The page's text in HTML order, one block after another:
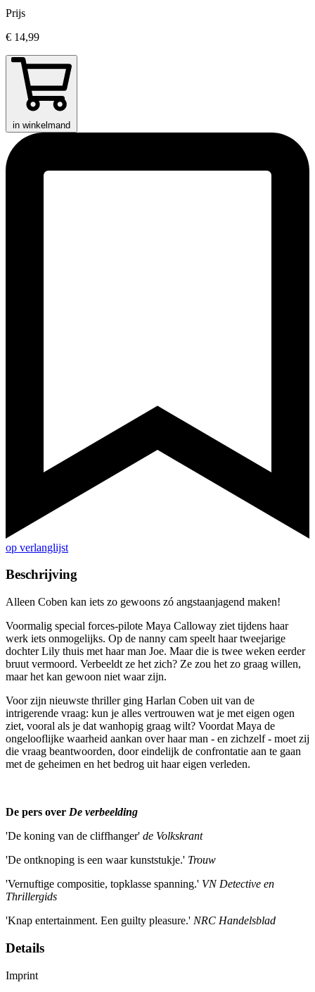
Prijs
€ 14,99
in winkelmand
op verlanglijst
Beschrijving
Alleen Coben kan iets zo gewoons zó angstaanjagend maken!
Voormalig special forces-pilote Maya Calloway ziet tijdens haar
werk iets onmogelijks. Op de nanny cam speelt haar tweejarige
dochter Lily thuis met haar man Joe. Maar die is twee weken eerder
bruut vermoord. Verbeeldt ze het zich? Ze zou het zo graag willen,
maar het kan gewoon niet waar zijn.
Voor zijn nieuwste thriller ging Harlan Coben uit van de
intrigerende vraag: kun je alles vertrouwen wat je met eigen ogen
ziet, vooral als je dat wanhopig graag wilt? Voordat Maya de
ongelooflijke waarheid aankan over haar man - en zichzelf - moet zij
die vraag beantwoorden, door eindelijk de confrontatie aan te gaan
met de geheimen en het bedrog uit haar eigen verleden.
De pers over De verbeelding
'De koning van de cliffhanger' de Volkskrant
'De ontknoping is een waar kunststukje.' Trouw
'Vernuftige compositie, topklasse spanning.' VN Detective en
Thrillergids
'Knap entertainment. Een guilty pleasure.' NRC Handelsblad
Details
Imprint